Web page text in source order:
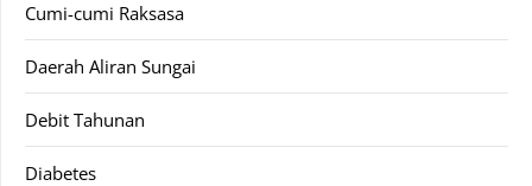
Cumi-cumi Raksasa
Daerah Aliran Sungai
Debit Tahunan
Diabetes